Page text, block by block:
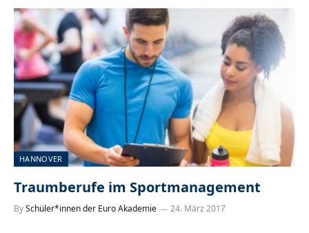
HANNOVER
Traumberufe im Sportmanagement
BySchüler*innen der Euro Akademie 24. März 2017